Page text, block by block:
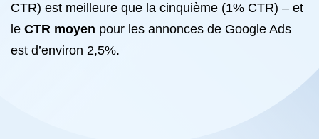
CTR) est meilleure que la cinquième (1% CTR) – et
le CTR moyen pour les annonces de Google Ads
est d’environ 2,5%.